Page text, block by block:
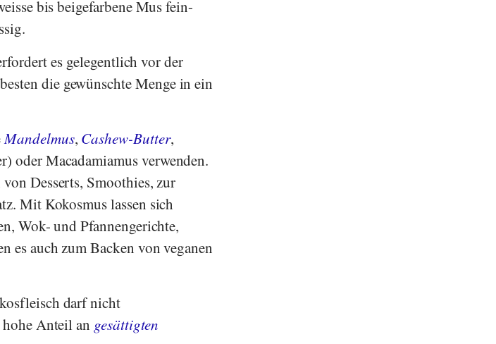
bis beigefarbene Mus fein-
es gelegentlich vor der
die gewünschte Menge in ein
Mandelmus, Cashew-Butter,
oder Macadamiamus verwenden.
Desserts, Smoothies, zur
Mit Kokosmus lassen sich
Wok- und Pfannengerichte,
es auch zum Backen von veganen
darf nicht
Anteil an gesättigten